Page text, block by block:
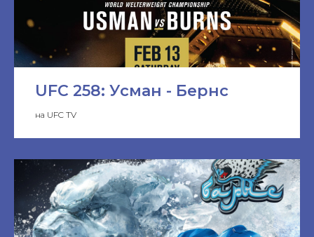
UFC 258: Усман - Бернс
на UFC TV